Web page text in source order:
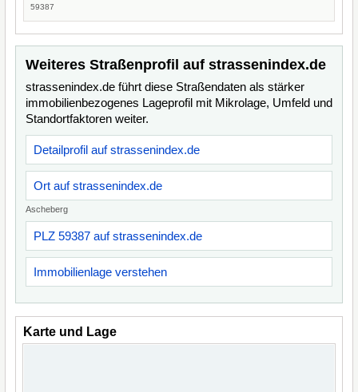
59387
Weiteres Straßenprofil auf strassenindex.de
strassenindex.de führt diese Straßendaten als stärker
immobilienbezogenes Lageprofil mit Mikrolage, Umfeld und
Standortfaktoren weiter.
Detailprofil auf strassenindex.de
Ort auf strassenindex.de
Ascheberg
PLZ 59387 auf strassenindex.de
Immobilienlage verstehen
Karte und Lage